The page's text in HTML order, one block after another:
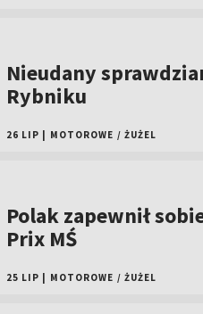
Nieudany
Rybniku
26 LIP MOTOROWE / ŻUŻEL
Polak zapewnił
Prix MŚ
25 LIP MOTOROWE / ŻUŻEL